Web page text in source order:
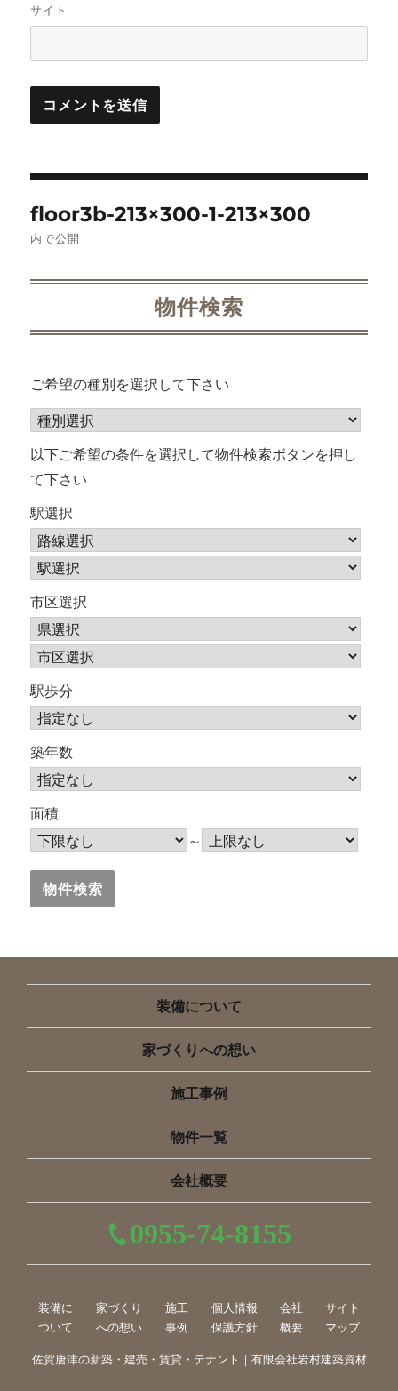
サイト
稿
ー
シ
ョ
ン
floor3b-213×300-1-213×300
内で公開
物件検索
ご希望の種別を選択して下さい
以下ご希望の条件を選択して物件検索ボタンを押し
て下さい
駅選択
市区選択
駅歩分
築年数
面積
～
装備について
家づくりへの想い
施工事例
物件一覧
会社概要
0955-74-8155
装備に
ついて
家づくり
への想い
施工
事例
個人情報
保護方針
会社
概要
サイト
マップ
佐賀唐津の新築・建売・賃貸・テナント｜有限会社岩村建築資材